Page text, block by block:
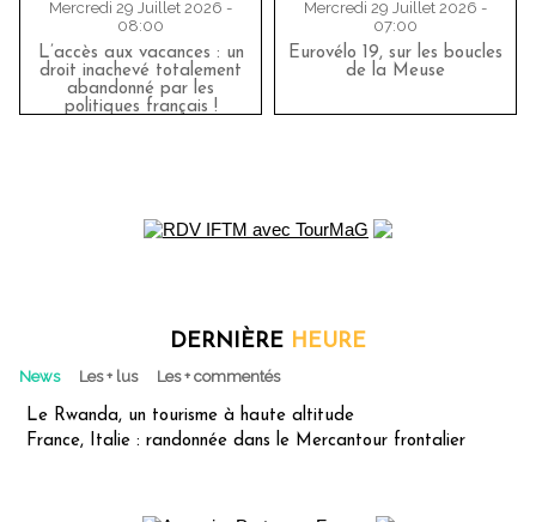
Mercredi 29 Juillet 2026 -
08:00
L’accès aux vacances : un
droit inachevé totalement
abandonné par les
politiques français !
Mercredi 29 Juillet 2026 -
07:00
Eurovélo 19, sur les boucles
de la Meuse
DERNIÈRE HEURE
News Les + lus Les + commentés
Le Rwanda, un tourisme à haute altitude
France, Italie : randonnée dans le Mercantour frontalier